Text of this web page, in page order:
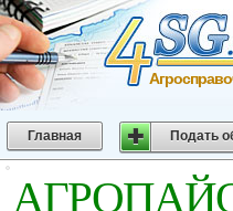
Главная Подать